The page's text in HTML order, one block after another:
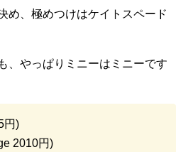
め、極めつけはケイトスペード
、やっぱりミニーはミニーです
円)
2010円)